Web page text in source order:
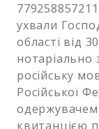
ухвали
області від
нотаріально
російську
Російської
одержувачем
квитанцією